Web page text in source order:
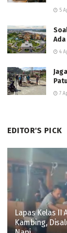
5
4
7
EDITOR'S PICK
Lapas Kelas II
Kambing,